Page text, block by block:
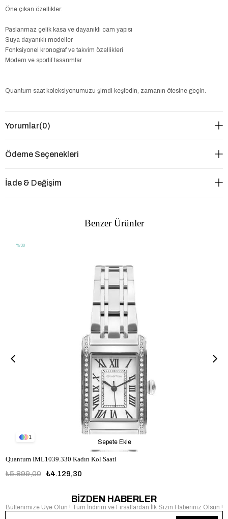
Öne çıkan özellikler:
Paslanmaz çelik kasa ve dayanıklı cam yapısı
Suya dayanıklı modeller
Fonksiyonel kronograf ve takvim özellikleri
Modern ve sportif tasarımlar
Quantum saat koleksiyonumuzu şimdi keşfedin, zamanın ötesine geçin.
Yorumlar(0)
Ödeme Seçenekleri
İade & Değişim
Benzer Ürünler
1
Quantum IML1039.330 Kadın Kol Saati
₺4.129,30
₺5.899,00
Sepete Ekle
%30
BİZDEN HABERLER
Bültenimize Üye Olun ! Tüm İndirim ve Fırsatlardan İlk Sizin Haberiniz Olsun !